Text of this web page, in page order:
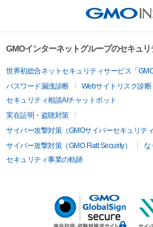
GMOインターネットグループのセキュ
世界初総合ネットセキュリティサービス「
パスワード漏洩診断
Webサイトリスク診断
セキュリティ相談AIチャットボット
実在証明・盗聴対策
サイバー攻撃対策（GMOサイバーセキュリテ
サイバー攻撃対策（GMO Flatt Security）
な
セキュリティ事業の軌跡